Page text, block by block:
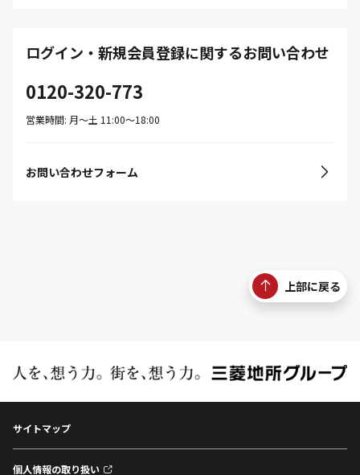
ログイン・新規会員登録に関するお問い合わせ
0120-320-773
営業時間: 月〜土 11:00〜18:00
お問い合わせフォーム
上部に戻る
サイトマップ
個人情報の取り扱い